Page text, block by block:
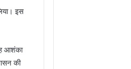
इस
आशंका
की